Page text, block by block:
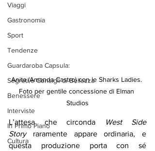
Viaggi
Gastronomia
Sport
Tendenze
Guardaroba Capsula:
Segreti e Consigli di Bellezza
Benessere
Interviste
In Primo Piano
Cultura
Anita (Amanda Castro) con le Sharks Ladies.
Foto per gentile concessione di Elman
Studios
L’attesa che circonda
West Side
Story raramente appare ordinaria, e
questa produzione porta con sé